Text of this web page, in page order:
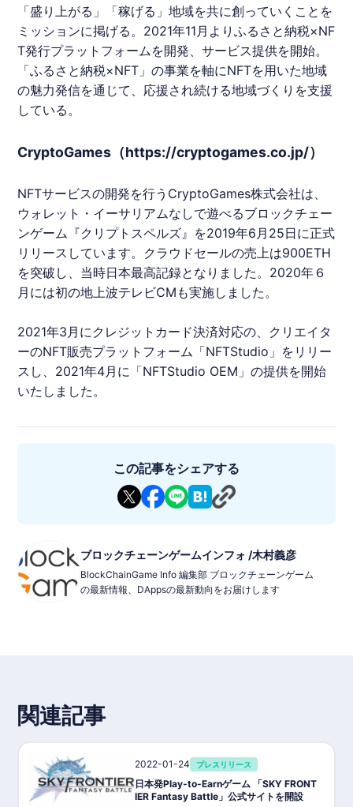
「盛り上がる」「稼げる」地域を共に創っていくことを
ミッションに掲げる。2021年11月よりふるさと納税×NF
T発行プラットフォームを開発、サービス提供を開始。
「ふるさと納税×NFT 」の事業を軸にNFTを用いた地域
の魅力発信を通じて、応援され続ける地域づくりを支援
している。
CryptoGames（https://cryptogames.co.jp/）
NFTサービスの開発を⾏う CryptoGames株式会社は、
ウォレット・イーサリアムなしで遊べるブロックチェー
ンゲーム『クリプトスペルズ 』を2019年6月25日に正式
リリースしています。クラウドセールの売上は900ETH
を突破し、当時日本最高記録となりました。2020年６
月には初の地上波テレビCMも実施しました。
2021年3月にクレジットカード決済対応の、クリエイタ
ーのNFT販売プラットフォーム「NFTStudio」をリリー
スし、2021年4月に「NFTStudio OEM」の提供を開始
いたしました。
この記事をシェアする
ブロックチェーンゲームインフォ /木村義彦
BlockChainGame Info 編集部 ブロックチェーンゲーム
の最新情報、DAppsの最新動向をお届けします
関連記事
2022-01-24 プレスリリース
日本発Play-to-Earnゲーム 「SKY FRONT
IER Fantasy Battle」公式サイトを開設